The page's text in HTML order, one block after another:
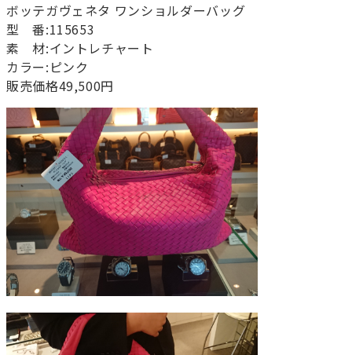
ボッテガヴェネタ ワンショルダーバッグ
型 番:115653
素 材:イントレチャート
カラー:ピンク
販売価格49,500円